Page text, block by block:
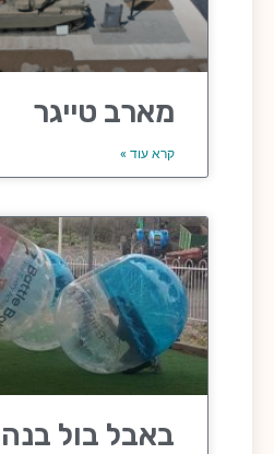
מארב טייגר
קרא עוד »
באבל בול